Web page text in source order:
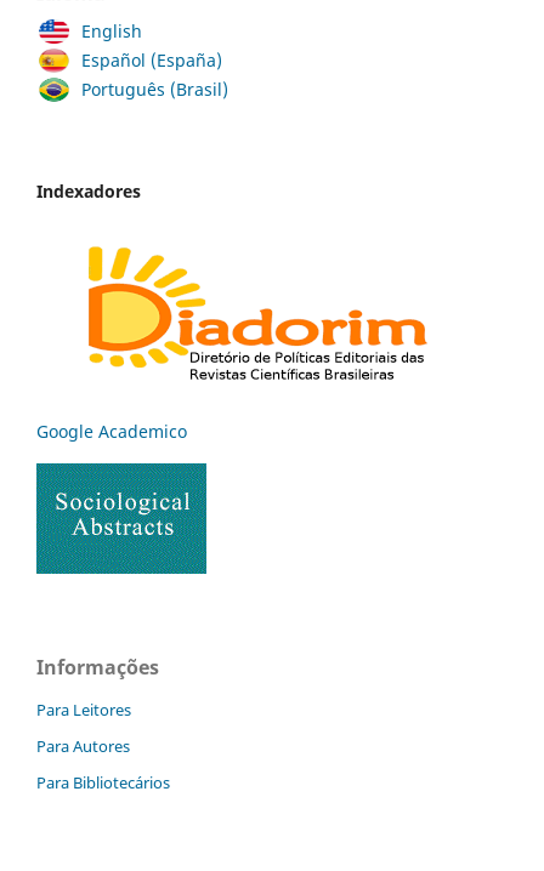
English
Español (España)
Português (Brasil)
Indexadores
Google Academico
Informações
Para Leitores
Para Autores
Para Bibliotecários